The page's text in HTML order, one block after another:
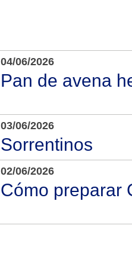
04/06/2026
Pan de avena
03/06/2026
Sorrentinos
02/06/2026
Cómo preparar